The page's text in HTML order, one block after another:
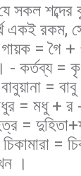
সকল শব্দের
একই রকম,
গায়ক =গৈ +
। - কর্তব্য= কৃ
বাবুয়ানা = বাবু
= মধু+ র
= দুহিতা+
চিকামারা =
।